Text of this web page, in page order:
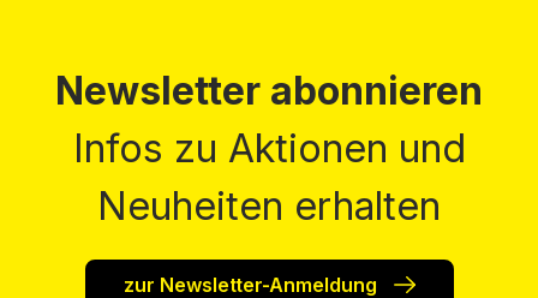
Newsletter abonnieren
Infos zu Aktionen und
Neuheiten erhalten
zur Newsletter-Anmeldung